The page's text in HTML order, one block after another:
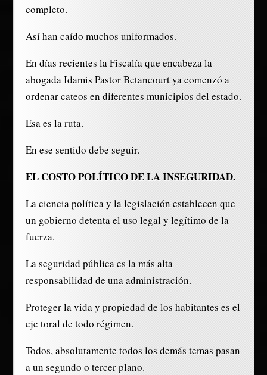
completo.
Así han caído muchos uniformados.
En días recientes la Fiscalía que encabeza la
abogada Idamis Pastor Betancourt ya comenzó a
ordenar cateos en diferentes municipios del estado.
Esa es la ruta.
En ese sentido debe seguir.
EL COSTO POLÍTICO DE LA INSEGURIDAD.
La ciencia política y la legislación establecen que
un gobierno detenta el uso legal y legítimo de la
fuerza.
La seguridad pública es la más alta
responsabilidad de una administración.
Proteger la vida y propiedad de los habitantes es el
eje toral de todo régimen.
Todos, absolutamente todos los demás temas pasan
a un segundo o tercer plano.